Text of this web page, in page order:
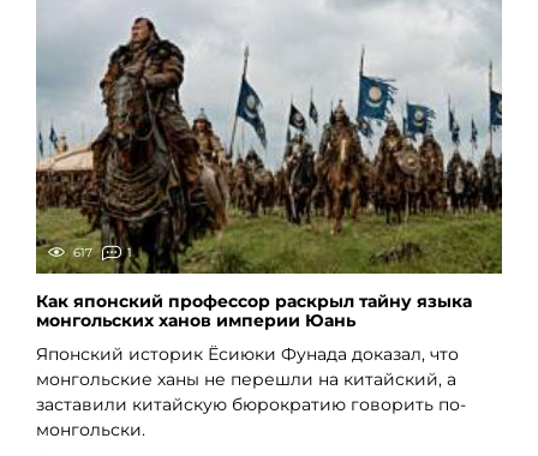
617 1
Как японский профессор раскрыл тайну языка
монгольских ханов империи Юань
Японский историк Ёсиюки Фунада доказал, что
монгольские ханы не перешли на китайский, а
заставили китайскую бюрократию говорить по-
монгольски.